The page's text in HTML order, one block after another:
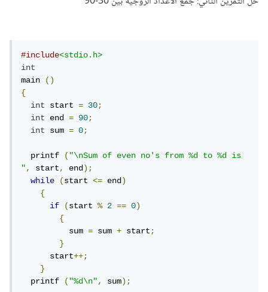
#include<stdio.h>
int
main ()
{
int
start = 30;
int
end = 90;
int
sum = 0;
  printf
("\nSum of even no's from %d to %d is
", start, end);
while
(start <= end)
{
if
(start % 2 == 0)
{
	  sum
= sum + start;
}
      start
++;
}
  printf
("%d\n", sum);